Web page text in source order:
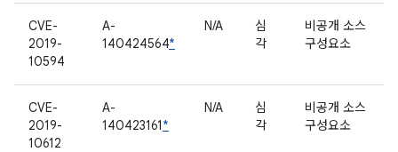
CVE-
2019-
10594
A-
140424564*
N/A
심
각
비공개 소스
구성요소
CVE-
2019-
10612
A-
140423161*
N/A
심
각
비공개 소스
구성요소